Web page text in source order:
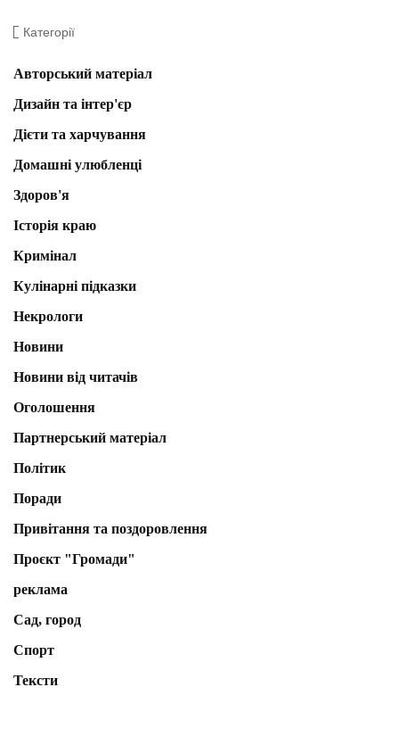
Категорії
Авторський матеріал
Дизайн та інтер'єр
Дієти та харчування
Домашні улюбленці
Здоров'я
Історія краю
Кримінал
Кулінарні підказки
Некрологи
Новини
Новини від читачів
Оголошення
Партнерський матеріал
Політик
Поради
Привітання та поздоровлення
Проєкт "Громади"
реклама
Сад, город
Спорт
Тексти